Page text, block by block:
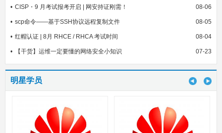
CISP・9 月考试报考开启 | 网安持证刚需！ 08-06
scp命令——基于SSH协议远程复制文件 08-05
红帽认证 | 8月 RHCE / RHCA 考试时间 08-04
【干货】运维一定要懂的网络安全小知识 07-23
明星学员